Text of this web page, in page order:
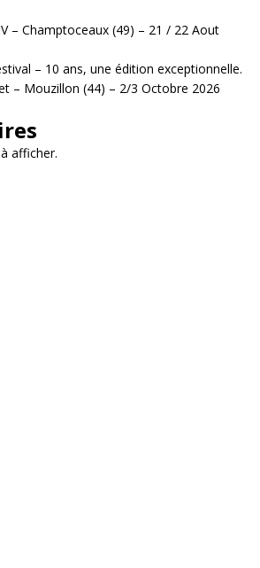
– Champtoceaux (49) – 21 / 22 Aout
– 10 ans, une édition exceptionnelle.
– Mouzillon (44) – 2/3 Octobre 2026
afficher.